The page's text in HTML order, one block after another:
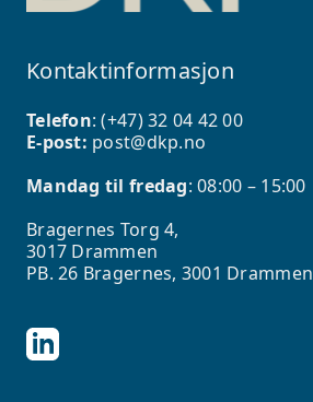
Kontaktinformasjon
Telefon: (+47)32 04 42 00
E-post: post@dkp.no
Mandag til fredag: 08:00 – 15:00
Bragernes Torg 4,
3017 Drammen
PB. 26 Bragernes, 3001 Drammen